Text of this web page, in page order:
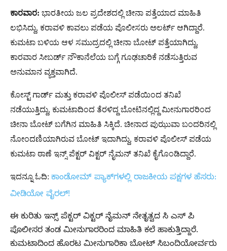
ಕಾರವಾರ: ಭಾರತೀಯ ಜಲ ಪ್ರದೇಶದಲ್ಲಿ ಚೀನಾ ಪತ್ತೆಯಾದ ಮಾಹಿತಿ
ಲಭಿಸಿದ್ದು, ಕರಾವಳಿ ಕಾವಲು ಪಡೆಯ ಪೊಲೀಸರು ಅಲರ್ಟ್ ಆಗಿದ್ದಾರೆ.
ಕುಮಟಾ ಬಳಿಯ ಆಳ ಸಮುದ್ರದಲ್ಲಿ ಚೀನಾ ಬೋಟ್ ಪತ್ತೆಯಾಗಿದ್ದು,
ಕಾರವಾರ ಸೀಬರ್ಡ್ ನೌಕಾನೆಲೆಯ ಬಗ್ಗೆ ಗೂಢಚಾರಿಕೆ ನಡೆಸುತ್ತಿರುವ
ಅನುಮಾನ ವ್ಯಕ್ತವಾಗಿದೆ.
ಕೋಸ್ಟ್ ಗಾರ್ಡ್ ಮತ್ತು ಕರಾವಳಿ ಪೊಲೀಸ್ ಪಡೆಯಿಂದ ತನಿಖೆ
ನಡೆಯುತ್ತಿದ್ದು, ಕುಮಟಾದಿಂದ ತೆರಳಿದ್ದ ಬೋಟಿನಲ್ಲಿದ್ದ ಮೀನುಗಾರರಿಂದ
ಚೀನಾ ಬೋಟ್ ಬಗೆಗಿನ ಮಾಹಿತಿ ಸಿಕ್ಕಿದೆ. ಚೀನಾದ ಪುಝುವಾ ಬಂದರಿನಲ್ಲಿ
ನೋಂದಣಿಯಾಗಿರುವ ಬೋಟ್ ಇದಾಗಿದ್ದು, ಕರಾವಳಿ ಪೊಲೀಸ್ ಪಡೆಯ
ಕುಮಟಾ ಠಾಣೆ ಇನ್ಸ್ ಪೆಕ್ಟರ್ ವಿಕ್ಟರ್ ನೈಮನ್ ತನಿಖೆ ಕೈಗೊಂಡಿದ್ದಾರೆ.
ಇದನ್ನೂ ಓದಿ: ಕಾಂಡೋಮ್‌ ಪ್ಯಾಕ್‌ಗಳಲ್ಲಿ ರಾಜಕೀಯ ಪಕ್ಷಗಳ ಹೆಸರು:
ವೀಡಿಯೋ ವೈರಲ್​!
ಈ ಕುರಿತು ಇನ್ಸ್ ಪೆಕ್ಟರ್ ವಿಕ್ಟರ್ ನೈಮನ್ ನೇತೃತ್ವದ ಸಿ ಎಸ್ ಪಿ
ಪೊಲೀಸರ ತಂಡ ಮೀನುಗಾರರಿಂದ ಮಾಹಿತಿ ಕಲೆ ಹಾಕುತ್ತಿದ್ದಾರೆ.
ಕುಮಟಾದಿಂದ ಹೊರಟ ಮೀನುಗಾರಿಕಾ ಬೋಟ್ ಸಿಬಂದಿಯೋರ್ವರು